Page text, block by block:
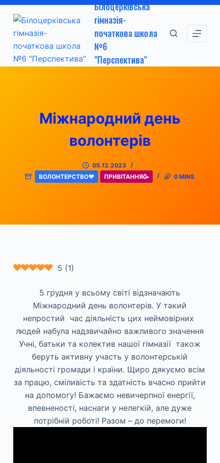
П
е
р
е
й
Білоцерківська
гімназія-
початкова школа
№6
"Перспектива"
Міжнародний день
волонтерів
05.12.2023
ВОЛОНТЕРСТВО❤
ПРИВІТАННЯ🥳 0 MINS
5 (1)
5 грудня у всьому світі відзначають
Міжнародний день волонтерів. У такий
непростий час діяльність цих неймовірних
людей набула надзвичайно важливого значення
Учні, батьки та колектив нашої гімназії також
беруть активну участь у волонтерській
діяльності громади і країни. Щиро дякуємо всім
за працю, сміливість та здатність вчасно прийти
на допомогу! Бажаємо невичерпної енергії,
впевненості, наснаги у нелегкій, але дуже
потрібній роботі! Разом – до перемоги!